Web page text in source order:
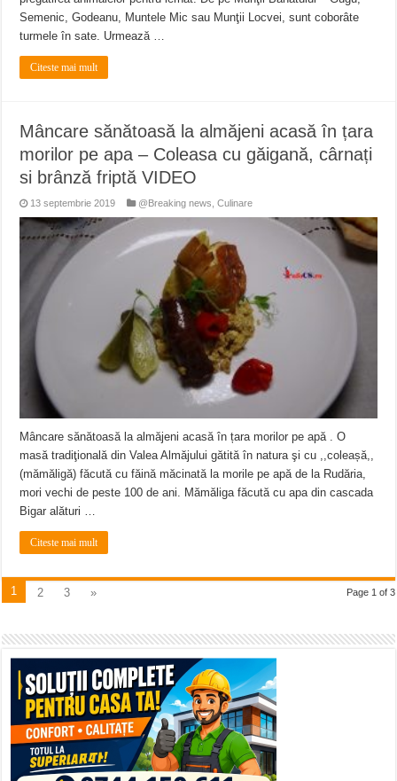
Semenic, Godeanu, Muntele Mic sau Munţii Locvei, sunt coborâte
turmele în sate. Urmează …
Citeste mai mult
Mâncare sănătoasă la almăjeni acasă în țara
morilor pe apa – Coleasa cu găigană, cârnați
si brânză friptă VIDEO
13 septembrie 2019 @Breaking news ,Culinare
Mâncare sănătoasă la almăjeni acasă în țara morilor pe apă . O
masă tradiţională din Valea Almăjului gătită în natura şi cu ,,coleașă,,
(mămăligă) făcută cu făină măcinată la morile pe apă de la Rudăria,
mori vechi de peste 100 de ani. Mămăliga făcută cu apa din cascada
Bigar alături …
Citeste mai mult
Page 1 of 3
1 2 3 »